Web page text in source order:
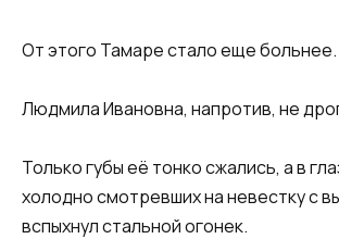
От этого Тамаре стало еще больнее.
Людмила Ивановна, напротив, не
Только губы её тонко сжались, а в
холодно смотревших на невестку с
вспыхнул стальной огонек.